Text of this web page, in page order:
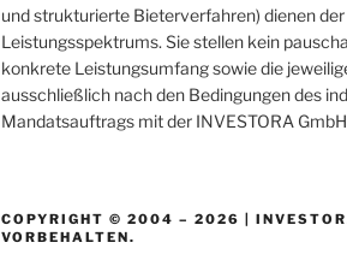
und strukturierte Bieterverfahren) dienen
Leistungsspektrums. Sie stellen kein
konkrete Leistungsumfang sowie die
ausschließlich nach den Bedingungen des
Mandatsauftrags mit der INVESTORA GmbH
COPYRIGHT © 2004 – 2026 |
VORBEHALTEN.